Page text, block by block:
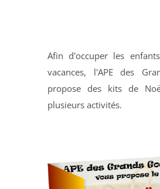
Afin d'occuper les
vacances, l'APE des
propose des kits de
plusieurs activités.